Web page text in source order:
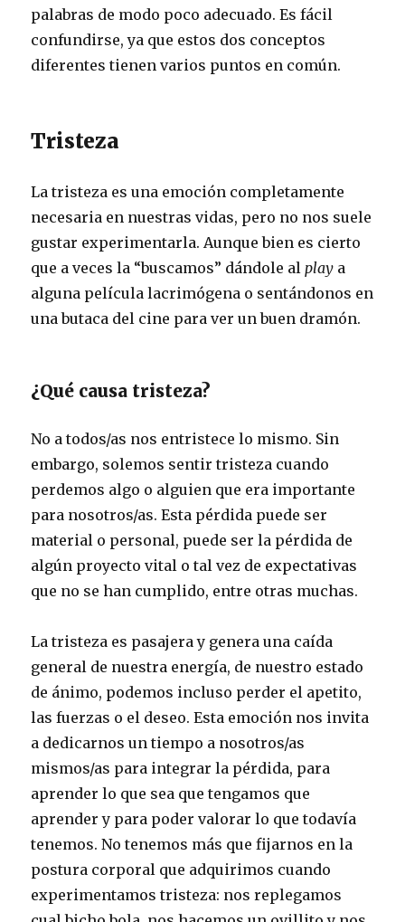
palabras de modo poco adecuado. Es fácil
confundirse, ya que estos dos conceptos
diferentes tienen varios puntos en común.
Tristeza
La tristeza es una emoción completamente
necesaria en nuestras vidas, pero no nos suele
gustar experimentarla. Aunque bien es cierto
que a veces la “buscamos” dándole alplay a
alguna película lacrimógena o sentándonos en
una butaca del cine para ver un buen dramón.
¿Qué causa tristeza?
No a todos/as nos entristece lo mismo. Sin
embargo, solemos sentir tristeza cuando
perdemos algo o alguien que era importante
para nosotros/as. Esta pérdida puede ser
material o personal, puede ser la pérdida de
algún proyecto vital o tal vez de expectativas
que no se han cumplido, entre otras muchas.
La tristeza es pasajera y genera una caída
general de nuestra energía, de nuestro estado
de ánimo, podemos incluso perder el apetito,
las fuerzas o el deseo. Esta emoción nos invita
a dedicarnos un tiempo a nosotros/as
mismos/as para integrar la pérdida, para
aprender lo que sea que tengamos que
aprender y para poder valorar lo que todavía
tenemos. No tenemos más que fijarnos en la
postura corporal que adquirimos cuando
experimentamos tristeza: nos replegamos